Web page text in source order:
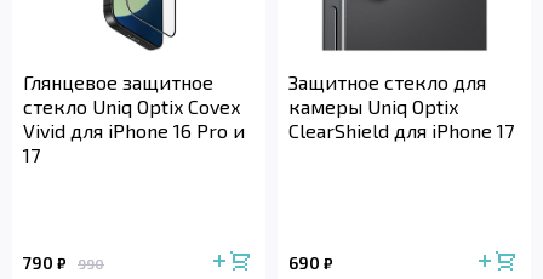
Глянцевое защитное
стекло Uniq Optix Covex
Vivid для iPhone 16 Pro и
17
790 ₽ 990
Защитное стекло для
камеры Uniq Optix
ClearShield для iPhone 17
690 ₽